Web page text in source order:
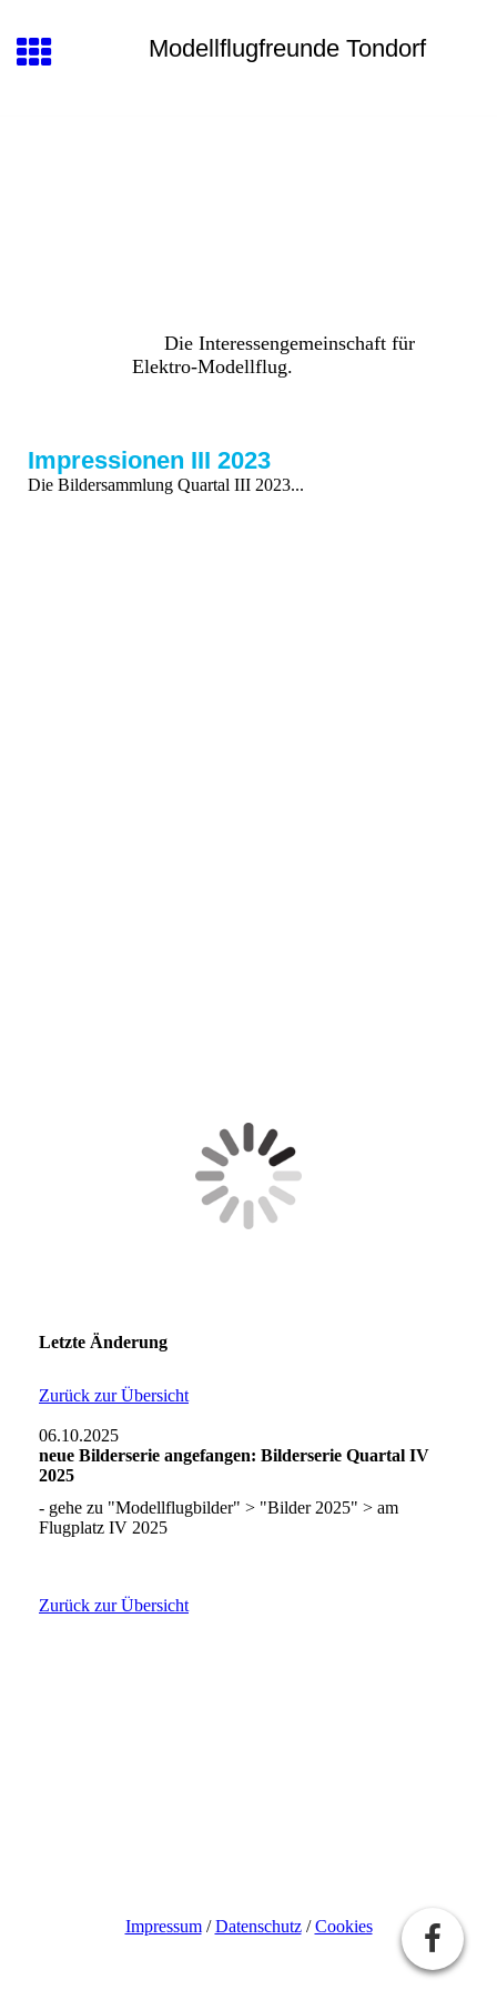
Modellflugfreunde Tondorf
Die Interessengemeinschaft für
Elektro-Modellflug.
Impressionen III 2023
Die Bildersammlung Quartal III 2023...
Letzte Änderung
Zurück zur Übersicht
06.10.2025
neue Bilderserie angefangen: Bilderserie Quartal IV
2025
- gehe zu "Modellflugbilder" > "Bilder 2025" > am
Flugplatz IV 2025
Zurück zur Übersicht
Impressum/Datenschutz/Cookies